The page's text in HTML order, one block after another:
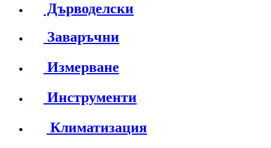
Дърводелски
Заваръчни
Измерване
Инструменти
Климатизация